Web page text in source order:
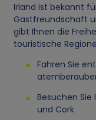
Irland ist bekannt
Gastfreundschaft
gibt Ihnen die
touristische
Fahren Sie
Besuchen
und Cork